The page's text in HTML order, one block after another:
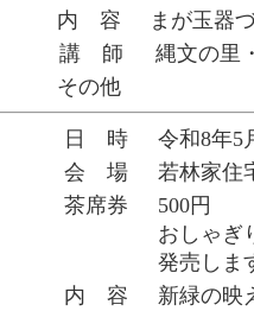
内 容
まが玉器
講 師
縄文の里
その他
日 時
令和8年5
会 場
若林家住
茶席券
500円
おしゃぎ
発売しま
内 容
新緑の映